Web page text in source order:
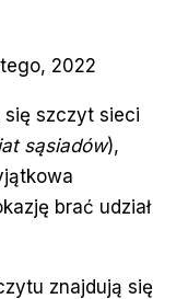
2022
szczyt sieci
sąsiadów),
brać udział
znajdują się